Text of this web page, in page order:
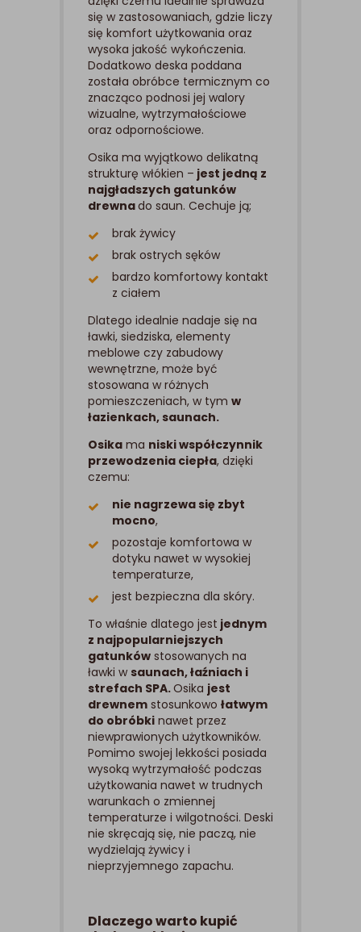
się w zastosowaniach, gdzie liczy
się komfort użytkowania oraz
wysoka jakość wykończenia.
Dodatkowo deska poddana
została obróbce termicznym co
znacząco podnosi jej walory
wizualne, wytrzymałościowe
oraz odpornościowe.
Osika ma wyjątkowo delikatną
strukturę włókien – jest jedną z
najgładszych gatunków
drewnado saun. Cechuje ją;
brak żywicy
brak ostrych sęków
bardzo komfortowy kontakt
z ciałem
Dlatego idealnie nadaje się na
ławki, siedziska, elementy
meblowe czy zabudowy
wewnętrzne, może być
stosowana w różnych
pomieszczeniach, w tym w
łazienkach, saunach.
Osika ma niski współczynnik
przewodzenia ciepła, dzięki
czemu:
nie nagrzewa się zbyt
mocno,
pozostaje komfortowa w
dotyku nawet w wysokiej
temperaturze,
jest bezpieczna dla skóry.
To właśnie dlatego jest jednym
z najpopularniejszych
gatunków stosowanych na
ławki w saunach, łaźniach i
strefach SPA.Osika jest
drewnem stosunkowo łatwym
do obróbki nawet przez
niewprawionych użytkowników.
Pomimo swojej lekkości posiada
wysoką wytrzymałość podczas
użytkowania nawet w trudnych
warunkach o zmiennej
temperaturze i wilgotności. Deski
nie skręcają się, nie paczą, nie
wydzielają żywicy i
nieprzyjemnego zapachu.
Dlaczego warto kupić